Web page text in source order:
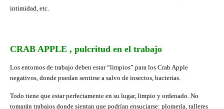
intimidad, etc.
CRAB APPLE , pulcritud en el trabajo
Los entornos de trabajo deben estar “limpios” para los Crab Apple
negativos, donde puedan sentirse a salvo de insectos, bacterias.
Todo tiene que estar perfectamente en su lugar, limpio y ordenado. No
tomarán trabajos donde sientan que podrían ensuciarse: plomería, talleres